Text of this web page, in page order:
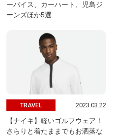
ーバイス、カーハート、児島ジ
ーンズほか5選
TRAVEL 2023.03.22
【ナイキ】軽いゴルフウェア！
さらりと着たままでもお洒落な